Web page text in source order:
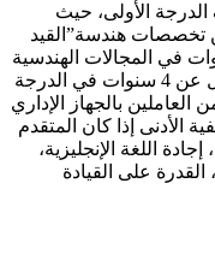
الأولى، حيث
تخصصات هندسة”القيد
خبرة لا تقل عن 10 سنوات في المجالات الهندسية
المتعلقة بالوظيفة، قضاء مدة زمنية لا تقل عن 4 سنوات في الدرجة
العاملين بالجهاز الإداري
الأدنى إذا كان المتقدم
اللغة الإنجليزية،
القدرة على القيادة